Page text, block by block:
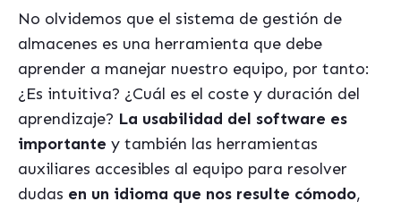
No olvidemos que el sistema de gestión de
almacenes es una herramienta que debe
aprender a manejar nuestro equipo, por tanto:
¿Es intuitiva? ¿Cuál es el coste y duración del
aprendizaje? La usabilidad del software es
importante y también las herramientas
auxiliares accesibles al equipo para resolver
dudas en un idioma que nos resulte cómodo,